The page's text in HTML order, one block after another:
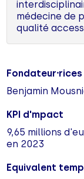
médecine de
qualité
Fondateur⸱rices
Benjamin
KPI d'mpact
9,65 millions
en 2023
Equivalent